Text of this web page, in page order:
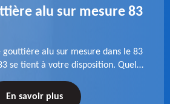
alu sur mesure 83
gouttière alu sur mesure dans le 83
se tient à votre disposition. Quelle
nous confiance.
En savoir plus